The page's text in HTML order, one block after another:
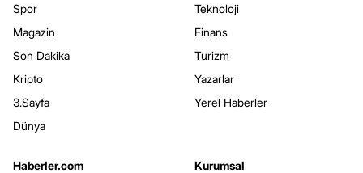
Spor
Magazin
Son Dakika
Kripto
3.Sayfa
Dünya
Teknoloji
Finans
Turizm
Yazarlar
Yerel Haberler
Haberler.com
Kurumsal